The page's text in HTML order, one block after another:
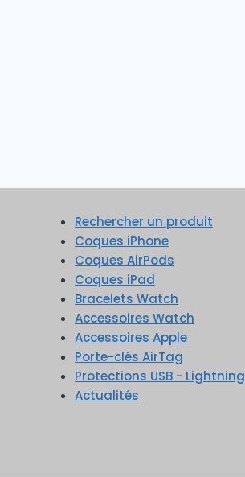
Rechercher un produit
Coques iPhone
Coques AirPods
Coques iPad
Bracelets Watch
Accessoires Watch
Accessoires Apple
Porte-clés AirTag
Protections USB - Lightning
Actualités